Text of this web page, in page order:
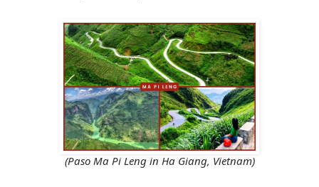
(Paso Ma Pi Leng in Ha Giang, Vietnam)